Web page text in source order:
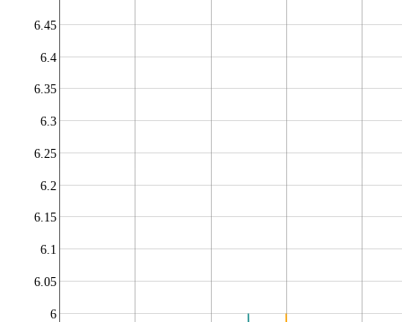
6
6.05
6.1
6.15
6.2
6.25
6.3
6.35
6.4
6.45